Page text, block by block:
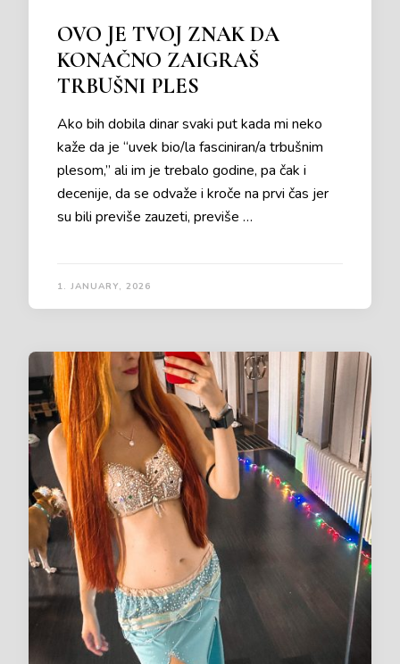
OVO JE TVOJ ZNAK DA
KONAČNO ZAIGRAŠ
TRBUŠNI PLES
Ako bih dobila dinar svaki put kada mi neko
kaže da je “uvek bio/la fasciniran/a trbušnim
plesom,” ali im je trebalo godine, pa čak i
decenije, da se odvaže i kroče na prvi čas jer
su bili previše zauzeti, previše …
1. JANUARY, 2026